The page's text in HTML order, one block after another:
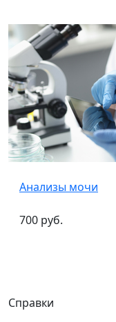
Анализы мочи
700 руб.
Справки